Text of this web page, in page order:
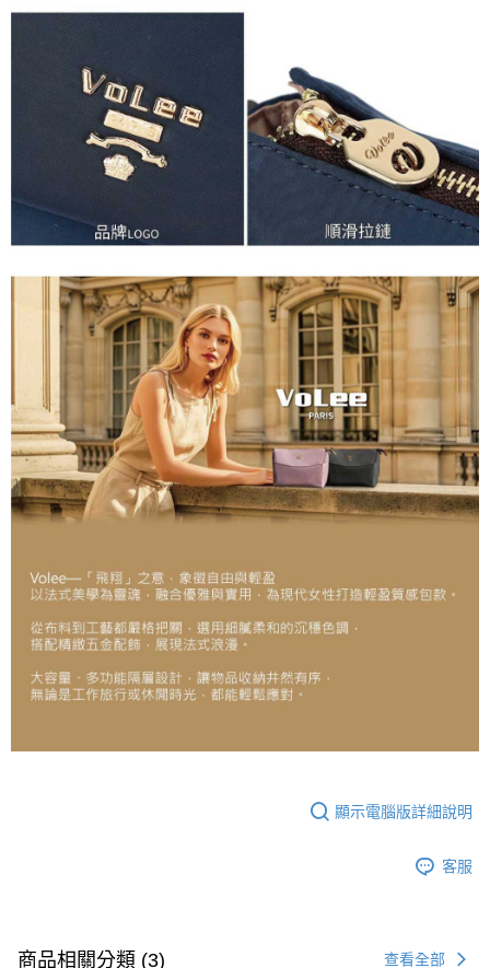
顯示電腦版詳細說明
客服
商品相關分類 (3) 查看全部